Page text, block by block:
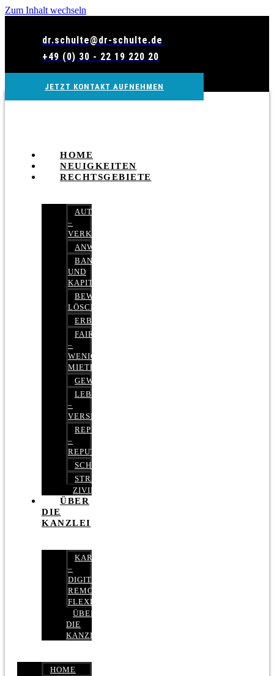
Zum Inhalt wechseln
dr.schulte@dr-schulte.de
+49 (0) 30 - 22 19 220 20
JETZT KONTAKT AUFNEHMEN
HOME
NEUIGKEITEN
RECHTSGEBIETE
AUTOBETRUG
–
VERKEHRSRECHT
ANWALTSHAFTUNGSRECHT
BANK-
UND
KAPITALMARKTRECHT
BEWERTUNGEN
LÖSCHEN
ERBRECHT
FAIRMIETEN
–
WENIGER
MIETE
GEWERBERECHT
LEBENSVERSICHERUNG
–
VERSICHERUNGSRECHT
REPUTATIONSRECHT
–
REPUTATIONSMANAGEMENT
SCHUFARECHT
STRAFRECHT
ZIVILRECHT
ÜBER
DIE
KANZLEI
KARRIERE
–
DIGITAL,
REMOTE,
FLEXIBEL
ÜBER
DIE
KANZLEI
HOME